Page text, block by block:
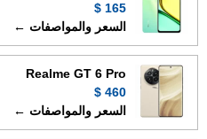
165 $
السعر والمواصفات ←
Realme GT 6 Pro
460 $
السعر والمواصفات ←